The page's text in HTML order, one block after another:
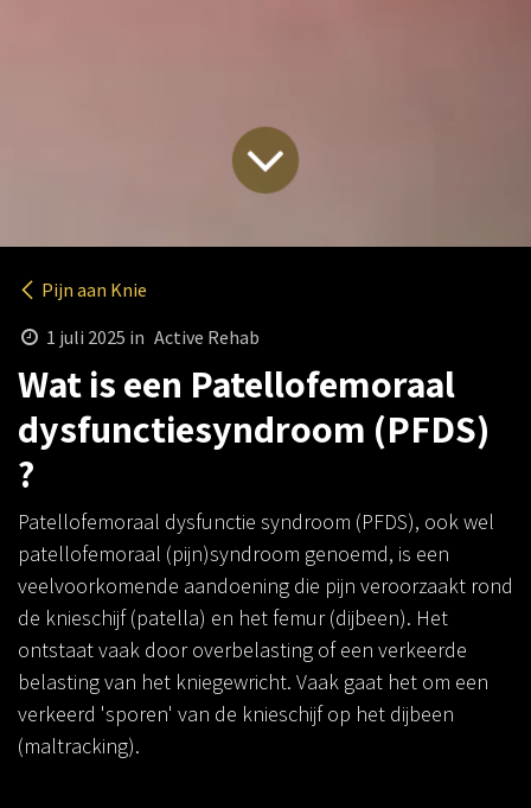
Pijn aan Knie
1 juli 2025 in Active Rehab
Wat is een Patellofemoraal
dysfunctiesyndroom (PFDS)
?
Patellofemoraal dysfunctie syndroom (PFDS), ook wel
patellofemoraal (pijn)syndroom genoemd, is een
veelvoorkomende aandoening die pijn veroorzaakt rond
de knieschijf (patella) en het femur (dijbeen). Het
ontstaat vaak door overbelasting of een verkeerde
belasting van het kniegewricht. Vaak gaat het om een
verkeerd 'sporen' van de knieschijf op het dijbeen
(maltracking).